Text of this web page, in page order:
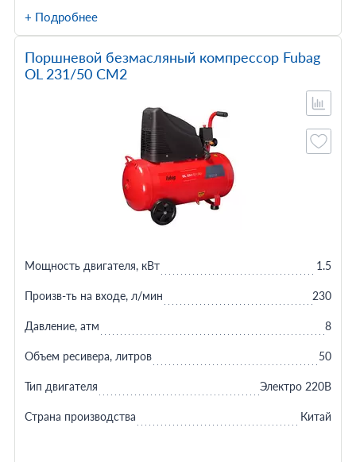
+ Подробнее
Поршневой безмасляный компрессор Fubag
OL 231/50 CM2
Мощность двигателя, кВт 1.5
Произв-ть на входе, л/мин 230
Давление, атм 8
Объем ресивера, литров 50
Тип двигателя Электро 220В
Страна производства Китай